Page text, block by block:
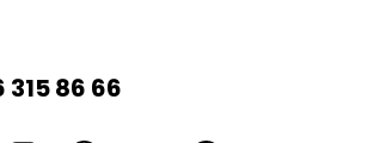
315 86 66